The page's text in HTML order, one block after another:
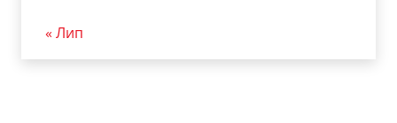
« Лип